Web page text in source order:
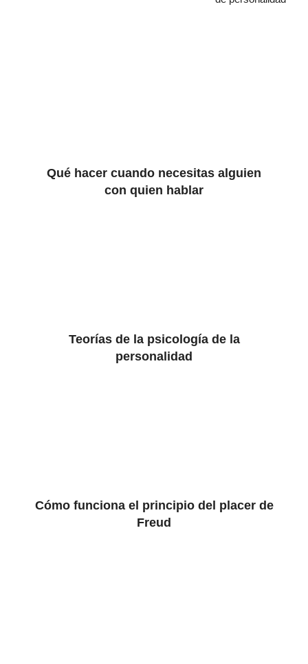
Qué hacer cuando necesitas alguien
con quien hablar
Teorías de la psicología de la
personalidad
Cómo funciona el principio del placer de
Freud